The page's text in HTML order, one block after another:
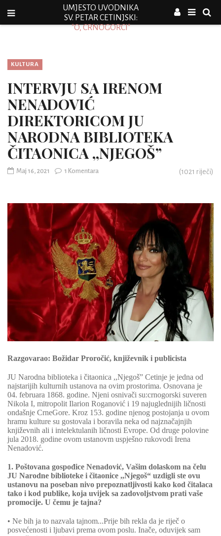
UMJESTO UVODNIKA
SV. PETAR CETINJSKI:
"O, CRNOGORCI"
KULTURA
INTERVJU SA IRENOM
NENADOVIĆ
DIREKTORICOM JU
NARODNA BIBLIOTEKA
ČITAONICA ,,NJEGOŠ”
Maj 16, 2021 1 Komentara (1021 riječi)
Razgovarao: Božidar Proročić, književnik i publicista
JU Narodna biblioteka i čitaonica ,,Njegoš” Cetinje je jedna od
najstarijih kulturnih ustanova na ovim prostorima. Osnovana je
04. februara 1868. godine. Njeni osnivači su:crnogorski suveren
Nikola I, mitropolit Ilarion Roganović i 19 najuglednijih ličnosti
ondašnje CrneGore. Kroz 153. godine njenog postojanja u ovom
hramu kulture su gostovala i boravila neka od najznačajnjih
književnih ali i intelektulanih ličnosti Evrope. Od druge polovine
jula 2018. godine ovom ustanovm uspješno rukovodi Irena
Nenadović.
1. Poštovana gospođice Nenadović, Vašim dolaskom na čelu
JU Narodne biblioteke i čitaonice ,,Njegoš“ uzdigli ste ovu
ustanovu na poseban nivo prepoznatljivosti kako kod čitalaca
tako i kod publike, koja uvijek sa zadovoljstvom prati vaše
promocije. U čemu je tajna?
• Ne bih ja to nazvala tajnom...Prije bih rekla da je riječ o
posvećenosti i ljubavi prema ovom poslu. Inače, oduvijek sam